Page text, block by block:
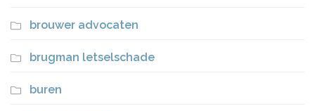
brouwer advocaten
brugman letselschade
buren